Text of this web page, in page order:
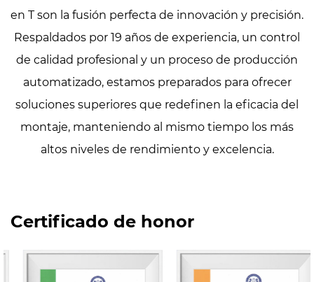
en T son la fusión perfecta de innovación y precisión.
Respaldados por 19 años de experiencia, un control
de calidad profesional y un proceso de producción
automatizado, estamos preparados para ofrecer
soluciones superiores que redefinen la eficacia del
montaje, manteniendo al mismo tiempo los más
altos niveles de rendimiento y excelencia.
Certificado de honor